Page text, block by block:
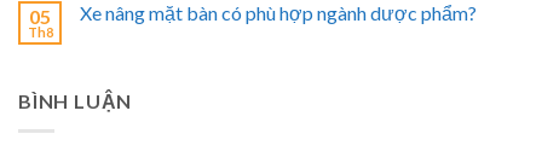
05
Th8
Xe nâng mặt bàn có phù hợp ngành dược phẩm?
BÌNH LUẬN